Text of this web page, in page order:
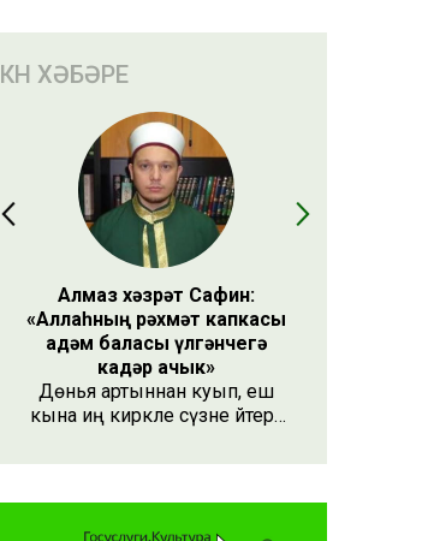
КӨН ХӘБӘРЕ
Алмаз хәзрәт Сафин:
«Аллаһның рәхмәт капкасы
адәм баласы үлгәнчегә
кадәр ачык»
Дөнья артыннан куып, еш
кына иң кирәкле сүзне әйтергә
Әлеге сүзне күршең яки
кеше бөтен яшәеше, барлыгы